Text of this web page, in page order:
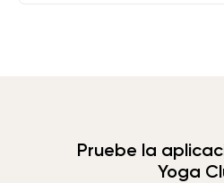
Pruebe la
Yoga